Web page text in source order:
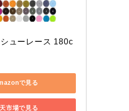
ューレース 180c
で見る
市場で見る